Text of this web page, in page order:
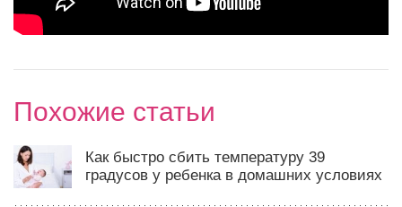
Похожие статьи
Как быстро сбить температуру 39
градусов у ребенка в домашних условиях